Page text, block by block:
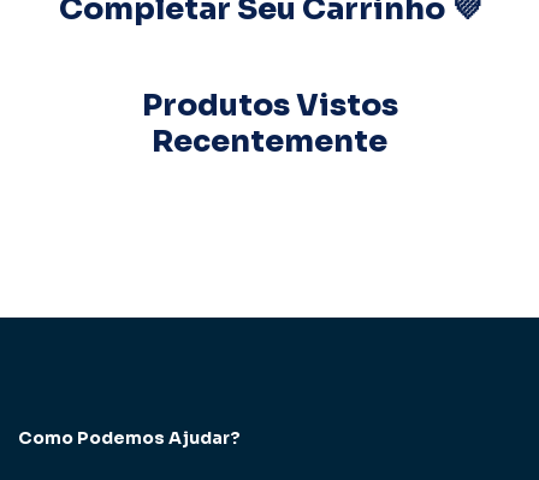
Completar Seu Carrinho 💜
Produtos Vistos
Recentemente
Como Podemos Ajudar?